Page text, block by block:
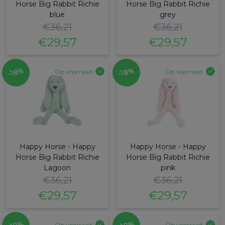
Horse Big Rabbit Richie
blue
€36,21
Oorspronkelijke
prijs
was:
€29,57
Huidige
prijs
is:
€29,57.
Horse Big Rabbit Richie
grey
€36,21
Oorspronkelijke
prijs
was:
€29,57
Huidige
prijs
is:
Op voorraad
-18%
Happy Horse - Happy
Horse Big Rabbit Richie
Lagoon
€36,21
Oorspronkelijke
prijs
€29,57
Huidige
prijs
Op voorraad
-18%
Happy Horse - Happy
Horse Big Rabbit Richie
pink
€36,21
Oorspronkelijke
prijs
€29,57
Huidige
prijs